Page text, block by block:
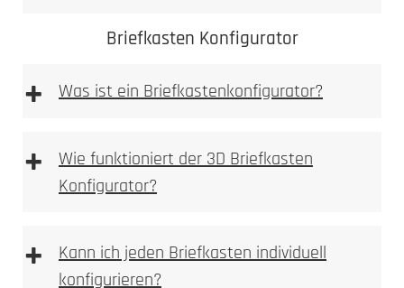
3. Bohren
3. Nische ausbrechen
4. Anlage einpassen
5. Bohren
Briefkasten Konfigurator
+ Was ist ein Briefkastenkonfigurator?
+
Wie funktioniert der 3D Briefkasten
Konfigurator?
+
Kann ich jeden Briefkasten individuell
konfigurieren?